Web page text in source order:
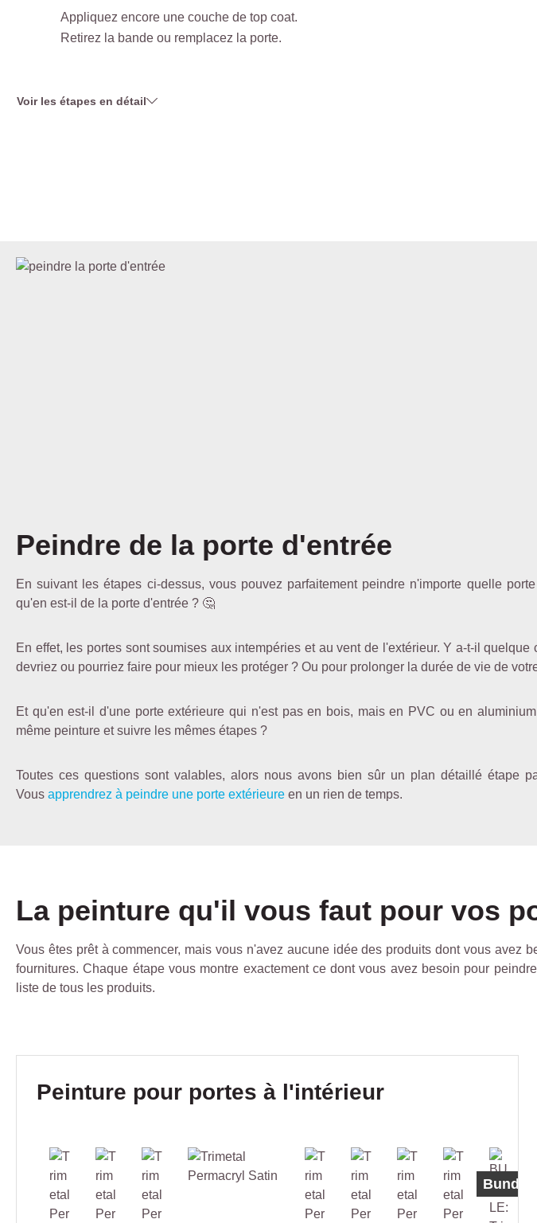
Appliquez encore une couche de top coat.
Retirez la bande ou remplacez la porte.
Voir les étapes en détail
Peindre de la porte d'entrée
En suivant les étapes ci-dessus, vous pouvez parfaitement peindre n'importe quelle
qu'en est-il de la porte d'entrée ? 🤔
En effet, les portes sont soumises aux intempéries et au vent de l'extérieur. Y a-t-il
devriez ou pourriez faire pour mieux les protéger ? Ou pour prolonger la durée de vie de
Et qu'en est-il d'une porte extérieure qui n'est pas en bois, mais en PVC ou en
même peinture et suivre les mêmes étapes ?
Toutes ces questions sont valables, alors nous avons bien sûr un plan détaillé étape
Vous apprendrez à peindre une porte extérieure en un rien de temps.
La peinture qu'il vous faut pour vos
Vous êtes prêt à commencer, mais vous n'avez aucune idée des produits dont vous
fournitures. Chaque étape vous montre exactement ce dont vous avez besoin pour
liste de tous les produits.
Ignorer la galerie de produits
Peinture pour portes à l'intérieur
Bundle